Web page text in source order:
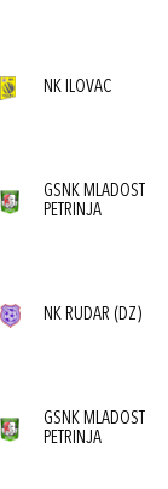
NK ILOVAC
GSNK MLADOST
PETRINJA
NK RUDAR (DZ)
GSNK MLADOST
PETRINJA